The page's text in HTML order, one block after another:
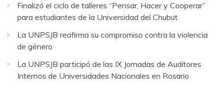
Finalizó el ciclo de talleres “Pensar, Hacer y Cooperar”
para estudiantes de la Universidad del Chubut
La UNPSJB reafirma su compromiso contra la violencia
de género
La UNPSJB participó de las IX Jornadas de Auditores
Internos de Universidades Nacionales en Rosario